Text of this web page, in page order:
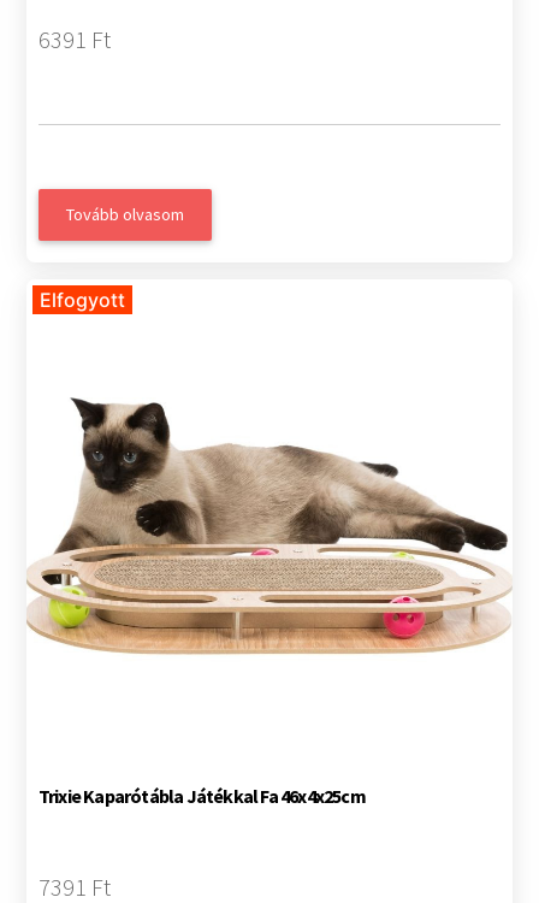
6391 Ft
Tovább olvasom
Elfogyott
Trixie Kaparótábla Játékkal Fa 46x4x25cm
7391 Ft